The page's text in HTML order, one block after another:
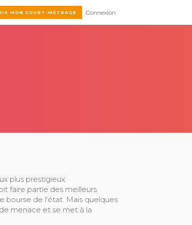
MON COURT-MÉTRAGE Connexion
plus prestigieux
faire partie des meilleurs
bourse de l'état. Mais quelques
menace et se met à la